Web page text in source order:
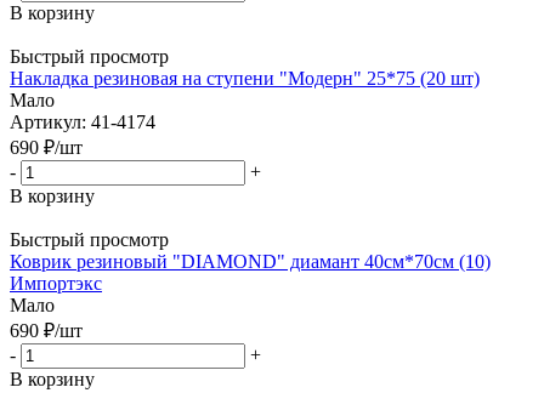
В корзину
Быстрый просмотр
Накладка резиновая на ступени "Модерн" 25*75 (20 шт)
Мало
Артикул: 41-4174
690 ₽/шт
-
+
В корзину
Быстрый просмотр
Коврик резиновый "DIAMOND" диамант 40см*70см (10)
Импортэкс
Мало
690 ₽/шт
-
+
В корзину